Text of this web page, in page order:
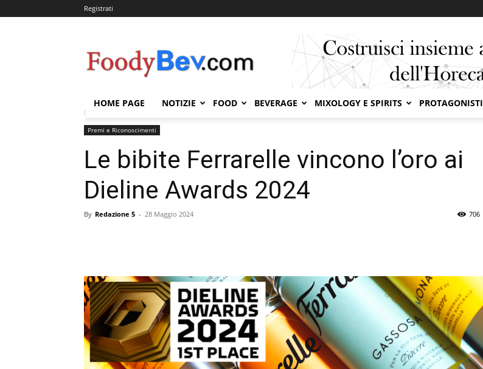
Registrati
HOME PAGE NOTIZIE FOOD BEVERAGE MIXOLOGY E SPIRITS PROTAGONISTI
Home
Premi e Riconoscimenti
Le bibite Ferrarelle vincono l’oro ai
Dieline Awards 2024
By Redazione 5 - 28 Maggio 2024 706